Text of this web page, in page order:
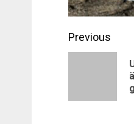
Post
Previous